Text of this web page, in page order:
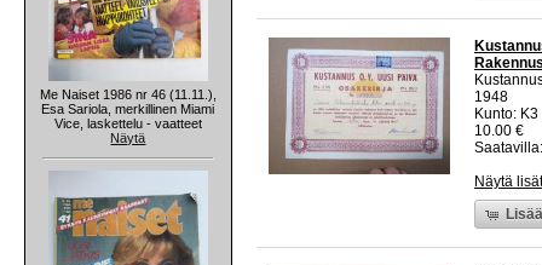
Me Naiset 1986 nr 46 (11.11.),
Esa Sariola, merkillinen Miami
Vice, laskettelu - vaatteet
Näytä
1948
Kunto:
10.00 €
Näytä